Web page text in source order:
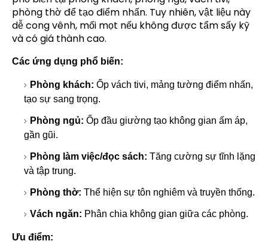
phòng thờ để tạo điểm nhấn. Tuy nhiên, vật liệu này
dễ cong vênh, mối mọt nếu không được tẩm sấy kỹ
và có giá thành cao.
Các ứng dụng phổ biến:
Phòng khách: Ốp vách tivi, mảng tường điểm nhấn,
tạo sự sang trọng.
Phòng ngủ: Ốp đầu giường tạo không gian ấm áp,
gần gũi.
Phòng làm việc/đọc sách: Tăng cường sự tĩnh lặng
và tập trung.
Phòng thờ: Thể hiện sự tôn nghiêm và truyền thống.
Vách ngăn: Phân chia không gian giữa các phòng.
Ưu điểm: